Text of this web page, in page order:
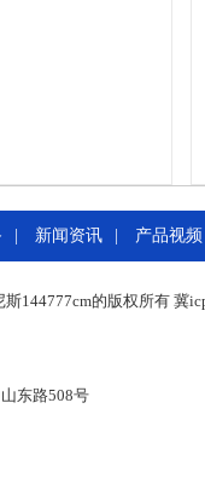
新闻资讯 产品视频
斯144777cm的版权所有 冀
东路508号